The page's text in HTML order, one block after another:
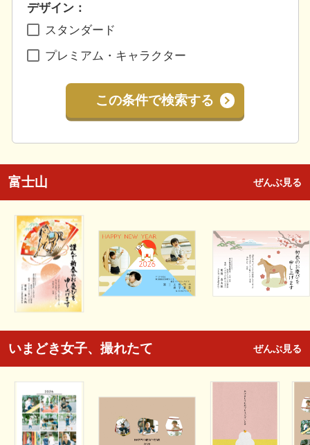
デザイン：
スタンダード
プレミアム・キャラクター
この条件で検索する
富士山 ぜんぶ見る
いまどき女子、撮れたて ぜんぶ見る